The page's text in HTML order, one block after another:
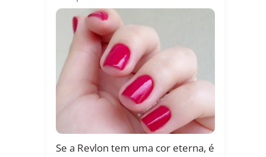
Se a Revlon tem uma cor eterna, é